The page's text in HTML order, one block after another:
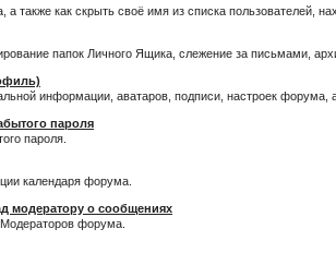
а также как скрыть своё имя из списка пользователей,
папок Личного Ящика, слежение за письмами,
информации, аватаров, подписи, настроек
пароля
пароля.
календаря форума.
модератору о сообщениях
форума.